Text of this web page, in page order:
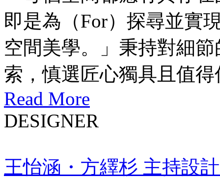
即是為（For）探尋並實
空間美學。」秉持對細
索，慎選匠心獨具且值得
Read More
DESIGNER
王怡涵・方繹杉 主持設